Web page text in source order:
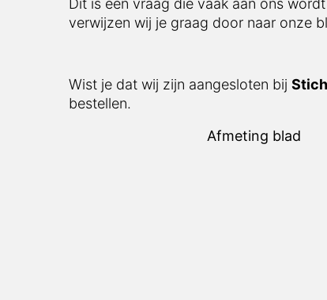
Dit is een vraag die vaak aan ons
verwijzen wij je graag door naar onze
Wist je dat wij zijn aangesloten bij